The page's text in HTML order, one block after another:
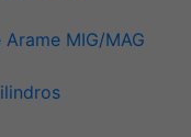
MIG/MAG